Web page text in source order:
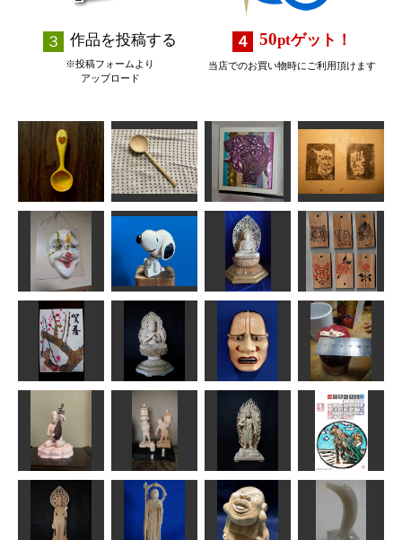
作品を投稿する
※投稿フォームより
アップロード
50ptゲット！
当店でのお買い物時にご利用頂けます
コーヒースプ
ーン
wavers design
おたま
たくちゃん
アジア象
はるひな
にいさんとお
とうと
GUNTAP
ピエロ
キボリン
スヌーピー
MINI
釈迦如来座像
ta-chann
ストラップ
各種
fuku
梅の花の年賀
状
ふーちゃん
大日如来
まあちゃん
橋姫
面打ち次元
グリコのおま
けの舟
たかはる
天燈鬼・聖燈
版画カレンダ
ー 庚子卯
月 北海道帯